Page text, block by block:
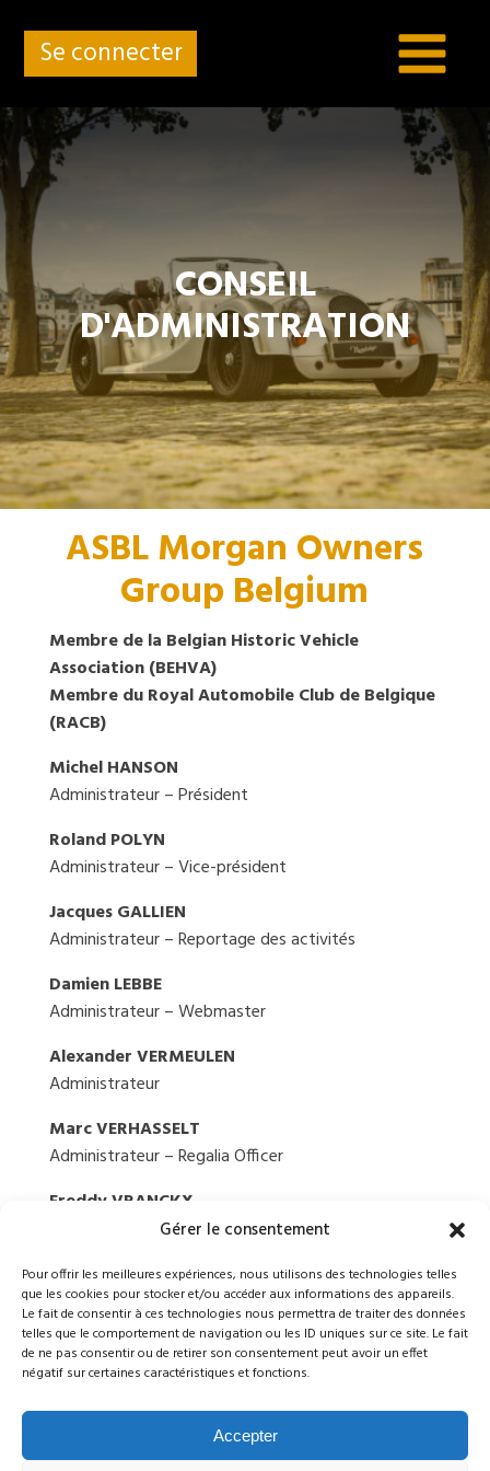
Gérer le consentement
Pour offrir les meilleures expériences, nous utilisons des technologies telles
que les cookies pour stocker et/ou accéder aux informations des appareils.
Le fait de consentir à ces technologies nous permettra de traiter des données
telles que le comportement de navigation ou les ID uniques sur ce site. Le fait
de ne pas consentir ou de retirer son consentement peut avoir un effet
négatif sur certaines caractéristiques et fonctions.
Accepter
Se connecter
CONSEIL
D'ADMINISTRATION
ASBL Morgan Owners
Group Belgium
Membre de la Belgian Historic Vehicle
Association (BEHVA)
Membre du Royal Automobile Club de Belgique
(RACB)
Michel HANSON
Administrateur – Président
Roland POLYN
Administrateur – Vice-président
Jacques GALLIEN
Administrateur – Reportage des activités
Damien LEBBE
Administrateur – Webmaster
Alexander VERMEULEN
Administrateur
Marc VERHASSELT
Administrateur – Regalia Officer
Freddy VRANCKX
Administrateur – Trésorier
Secrétariat :Véronique DELPLANCK
Vérificateur aux comptes :Jean NELIS